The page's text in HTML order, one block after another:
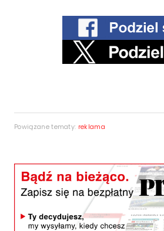
Powiązane tematy: reklama